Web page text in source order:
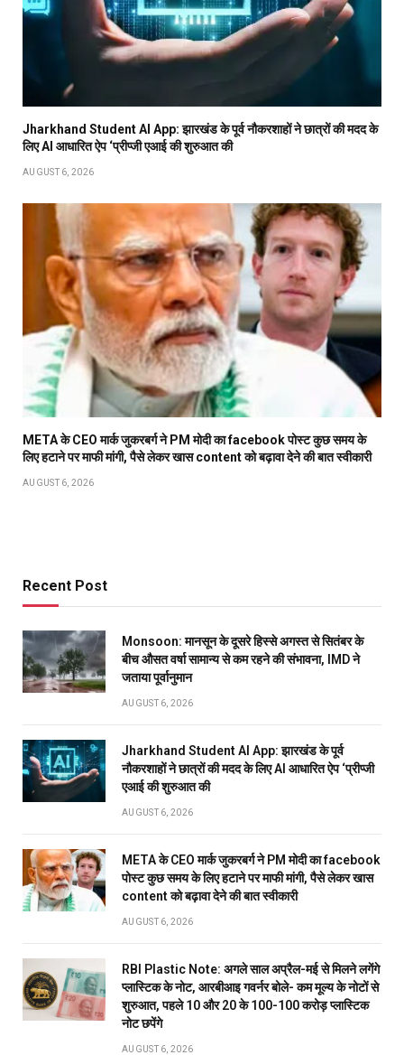
Jharkhand Student AI App: झारखंड के पूर्व नौकरशाहों ने छात्रों की मदद के
लिए AI आधारित ऐप ‘प्रीप्जी एआई की शुरुआत की
AUGUST 6, 2026
META के CEO मार्क जुकरबर्ग ने PM मोदी का facebook पोस्ट कुछ समय के
लिए हटाने पर माफी मांगी, पैसे लेकर खास content को बढ़ावा देने की बात स्वीकारी
AUGUST 6, 2026
Recent Post
Monsoon: मानसून के दूसरे हिस्से अगस्त से सितंबर के
बीच औसत वर्षा सामान्य से कम रहने की संभावना, IMD ने
जताया पूर्वानुमान
AUGUST 6, 2026
Jharkhand Student AI App: झारखंड के पूर्व
नौकरशाहों ने छात्रों की मदद के लिए AI आधारित ऐप ‘प्रीप्जी
एआई की शुरुआत की
AUGUST 6, 2026
META के CEO मार्क जुकरबर्ग ने PM मोदी का facebook
पोस्ट कुछ समय के लिए हटाने पर माफी मांगी, पैसे लेकर खास
content को बढ़ावा देने की बात स्वीकारी
AUGUST 6, 2026
RBI Plastic Note: अगले साल अप्रैल-मई से मिलने लगेंगे
प्लास्टिक के नोट, आरबीआइ गवर्नर बोले- कम मूल्य के नोटों से
शुरुआत, पहले 10 और 20 के 100-100 करोड़ प्लास्टिक
नोट छपेंगे
AUGUST 6, 2026